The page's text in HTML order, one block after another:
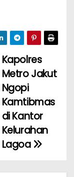
Kapolres
Metro Jakut
Ngopi
Kamtibmas
di Kantor
Kelurahan
Lagoa